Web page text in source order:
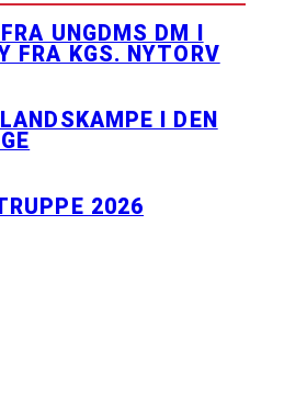
UNGDMS DM I
FRA KGS. NYTORV
I DEN
2026